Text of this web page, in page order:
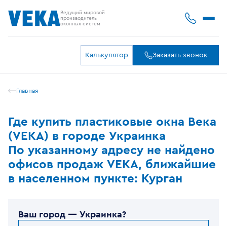
Ведущий мировой
производитель
оконных систем
Калькулятор Заказать звонок
Главная
Где купить пластиковые окна Века
(VEKA) в городе Украинка
По указанному адресу не найдено
офисов продаж VEKA, ближайшие
в населенном пункте: Курган
Ваш город — Украинка?